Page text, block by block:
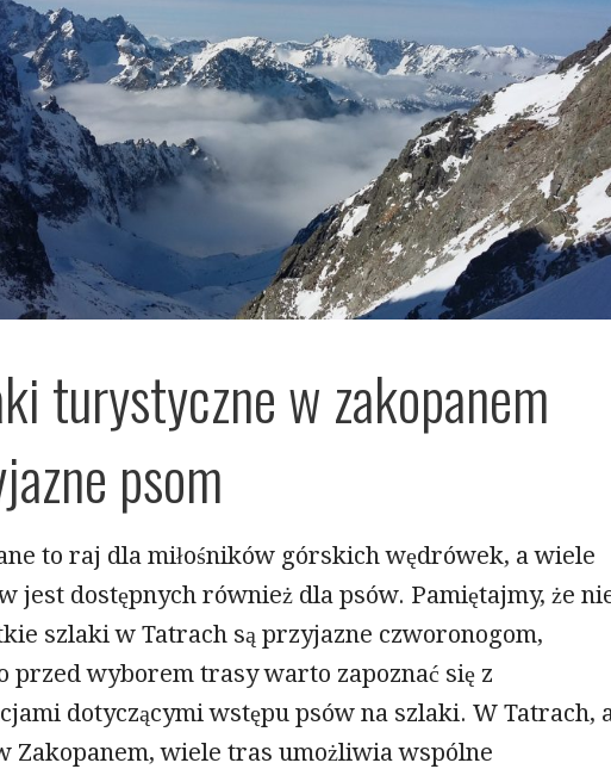
turystyczne w zakopanem
psom
to raj dla miłośników górskich wędrówek, a wiele
jest dostępnych również dla psów. Pamiętajmy, że
szlaki w Tatrach są przyjazne czworonogom,
przed wyborem trasy warto zapoznać się z
dotyczącymi wstępu psów na szlaki. W Tatrach,
Zakopanem, wiele tras umożliwia wspólne